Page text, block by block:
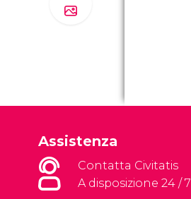
Assistenza
Contatta Civitatis
A disposizione 24 / 7